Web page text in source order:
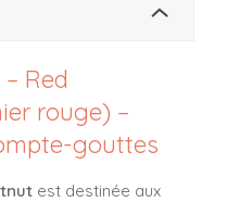
Red
rouge) –
gouttes
est destinée aux